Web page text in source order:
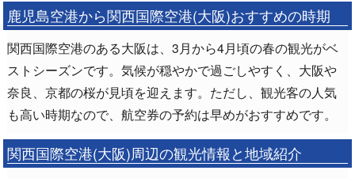
鹿児島空港から関西国際空港(大阪)おすすめの時期
関西国際空港のある大阪は、3月から4月頃の春の観光がベ
ストシーズンです。気候が穏やかで過ごしやすく、大阪や
奈良、京都の桜が見頃を迎えます。ただし、観光客の人気
も高い時期なので、航空券の予約は早めがおすすめです。
関西国際空港(大阪)周辺の観光情報と地域紹介